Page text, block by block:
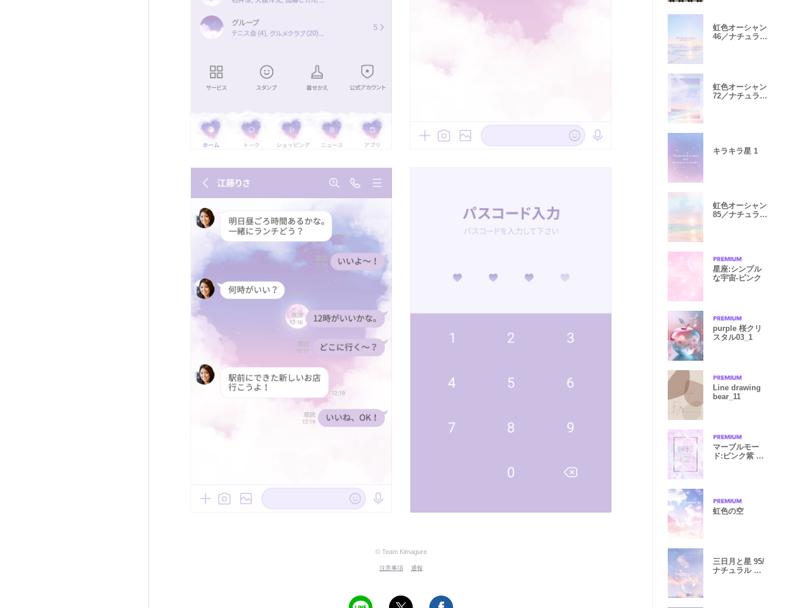
© Team Kimagure
注意事項 通報
虹色オーシャン
46／ナチュラル
虹色オーシャン
72／ナチュラル
キラキラ星 1
虹色オーシャン
85／ナチュラル
星座:シンプル
な宇宙-ピンク
purple 桜クリ
スタル03_1
Line drawing
bear_11
マーブルモー
ド:ピンク紫 大
虹色の空
三日月と星 95/
ナチュラル ス